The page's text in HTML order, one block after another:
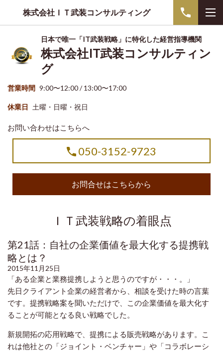
株式会社ＩＴ武装コンサルティング
日本で唯一「IT武装戦略」に特化した経営指導機関
株式会社IT武装コンサルティン
グ
営業時間 9:00〜12:00 / 13:00〜17:00
休業日 土曜・日曜・祝日
お問い合わせはこちらへ
050-3152-9723
お問合せはこちらから
ＩＴ武装戦略の着眼点
第21話：自社の企業価値を最大化する提携戦
略とは？
2015年11月25日
「ある企業と業務提携しようと思うのですが・・・。」
先日クライアント企業の経営者から、相談を受けた時の言葉
です。提携戦略案を聞いただけで、この企業価値を最大化す
ることが可能となる良い戦略でした。
新規開拓の応用戦略で、提携による販売戦略があります。こ
れは他社との「ジョイント・ベンチャー」や「コラボレーシ